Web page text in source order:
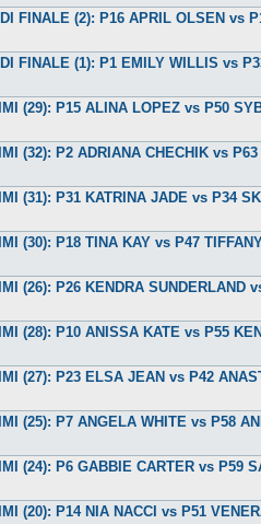
FINALE (2): P16 APRIL OLSEN vs
FINALE (1): P1 EMILY WILLIS vs
(29): P15 ALINA LOPEZ vs P50
(32): P2 ADRIANA CHECHIK vs
(31): P31 KATRINA JADE vs P34
(30): P18 TINA KAY vs P47
(26): P26 KENDRA SUNDERLAND
(28): P10 ANISSA KATE vs P55
(27): P23 ELSA JEAN vs P42
(25): P7 ANGELA WHITE vs P58
(24): P6 GABBIE CARTER vs P59
(20): P14 NIA NACCI vs P51